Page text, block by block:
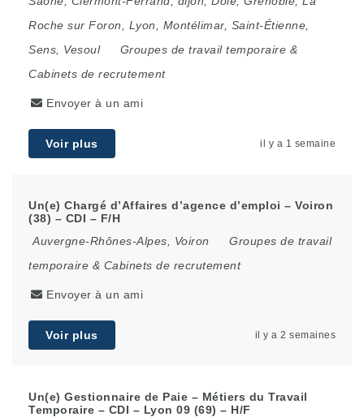
Roche sur Foron
Lyon Montélimar, Saint-Étienne
Sens
Vesoul
Groupes de travail temporaire &
Cabinets de recrutement
Envoyer à un ami
Voir plus il y a 1 semaine
Un(e) Chargé d’Affaires d’agence d’emploi – Voiron
(38) – CDI – F/H
Auvergne-Rhônes-Alpes
Voiron
Groupes de travail
temporaire & Cabinets de recrutement
Envoyer à un ami
Voir plus il y a 2 semaines
Un(e) Gestionnaire de Paie – Métiers du Travail
Temporaire – CDI – Lyon 09 (69) – H/F